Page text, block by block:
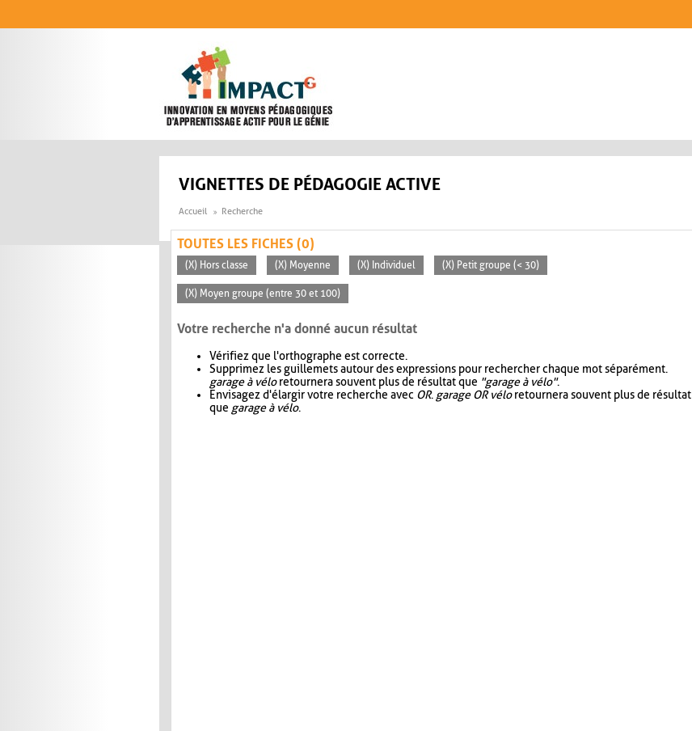
VIGNETTES DE PÉDAGOGIE ACTIVE
Accueil Recherche
TOUTES LES FICHES (0)
(X) Hors classe (X) Moyenne (X) Individuel (X) Petit groupe (< 30)
(X) Moyen groupe (entre 30 et 100)
Votre recherche n'a donné aucun résultat
Vérifiez que l'orthographe est correcte.
Supprimez les guillemets autour des expressions pour rechercher chaque mot séparément.
garage à véloretournera souvent plus de résultat que "garage à vélo".
Envisagez d'élargir votre recherche avec OR. garage OR véloretournera souvent plus de résultat
que garage à vélo.